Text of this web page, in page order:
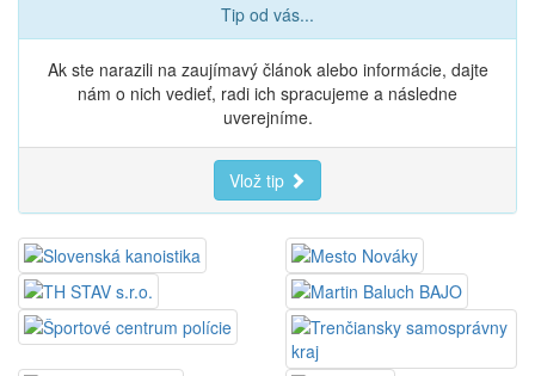
Tip od vás...
Ak ste narazili na zaujímavý článok alebo informácie, dajte
nám o nich vedieť, radi ich spracujeme a následne
uverejníme.
Vlož tip